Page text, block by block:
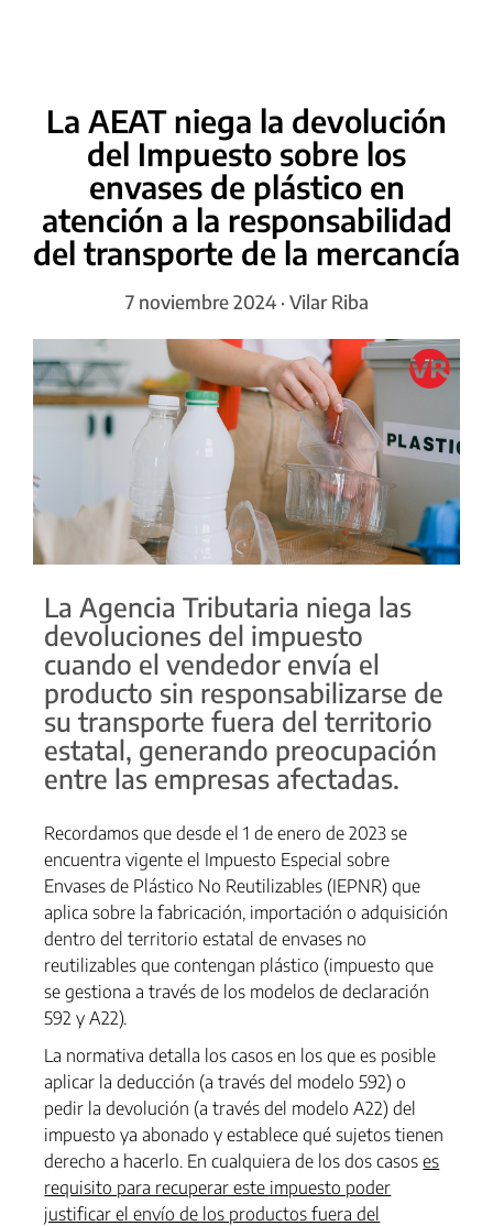
La AEAT niega la devolución
del Impuesto sobre los
envases de plástico en
atención a la responsabilidad
del transporte de la mercancía
7 noviembre 2024 · Vilar Riba
La Agencia Tributaria niega las
devoluciones del impuesto
cuando el vendedor envía el
producto sin responsabilizarse de
su transporte fuera del territorio
estatal, generando preocupación
entre las empresas afectadas.
Recordamos que desde el 1 de enero de 2023 se
encuentra vigente el Impuesto Especial sobre
Envases de Plástico No Reutilizables (IEPNR) que
aplica sobre la fabricación, importación o adquisición
dentro del territorio estatal de envases no
reutilizables que contengan plástico (impuesto que
se gestiona a través de los modelos de declaración
592 y A22).
La normativa detalla los casos en los que es posible
aplicar la deducción (a través del modelo 592) o
pedir la devolución (a través del modelo A22) del
impuesto ya abonado y establece qué sujetos tienen
derecho a hacerlo. En cualquiera de los dos casoses
requisito para recuperar este impuesto poder
justificar el envío de los productos fuera del